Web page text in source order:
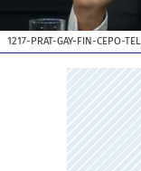
1217-PRAT-GAY-FIN-CEPO-